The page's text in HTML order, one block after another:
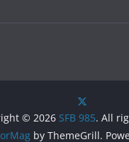
© 2026 SFB 985. All
by ThemeGrill.